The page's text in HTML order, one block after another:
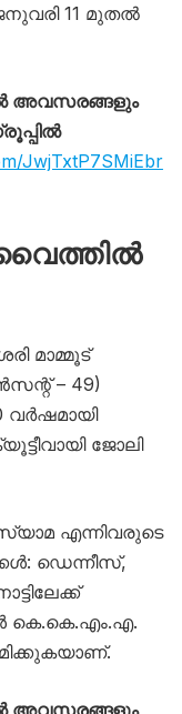
11 മുതൽ
അവസരങ്ങളും
JwjTxtP7SMiEbr
മാമ്മൂട്
– 49)
ജോലി
എന്നിവരുടെ
ഡെന്നീസ്,
കെ.കെ.എം.എ.
അവസരങ്ങളും